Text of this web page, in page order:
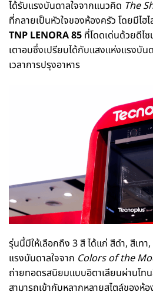
ได้รับแรงบันดาลใจจากแนวคิด The
ที่กลายเป็นหัวใจของห้องครัว โดยมีไ
TNP LENORA 85 ที่โดดเด่นด้วยดีไ
เตาอบซึ่งเปรียบได้กับแสงแห่งแรงบัน
เวลาการปรุงอาหาร
รุ่นนี้มีให้เลือกถึง 3 สี ได้แก่ สีดำ, สีเทา
แรงบันดาลใจจาก Colors of the
ถ่ายทอดรสนิยมแบบอิตาเลียนผ่านโท
สามารถเข้ากับหลากหลายสไตล์ของห้